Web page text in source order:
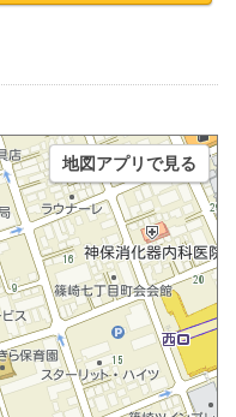
地図アプリで見る